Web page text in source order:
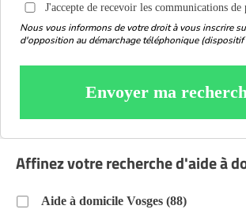
J'accepte de recevoir les communications de
Nous vous informons de votre droit à vous inscrire
d'opposition au démarchage téléphonique (dispositif
Envoyer ma
Affinez votre recherche d'aide à
Aide à domicile Vosges (88)